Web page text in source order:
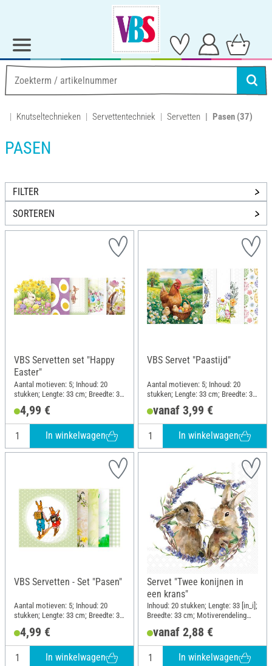
Knutseltechnieken Servettentechniek Servetten Pasen (37)
PASEN
FILTER
SORTEREN
VBS Servetten set "Happy
Easter"
Aantal motieven: 5; Inhoud: 20
stukken; Lengte: 33 cm; Breedte: 33
4,99 €
In winkelwagen
VBS Servet "Paastijd"
Aantal motieven: 5; Inhoud: 20
stukken; Lengte: 33 cm; Breedte: 33
cm; Materiaal: Papier
vanaf 3,99 €
In winkelwagen
VBS Servetten - Set "Pasen"
Aantal motieven: 5; Inhoud: 20
stukken; Lengte: 33 cm; Breedte: 33
Materiaal: Papier
4,99 €
In winkelwagen
Servet "Twee konijnen in
een krans"
Inhoud: 20 stukken; Lengte: 33 [in_i];
Breedte: 33 cm; Motiverendeling
kwartmotief; Materiaal: Papier
vanaf 2,88 €
In winkelwagen